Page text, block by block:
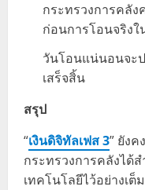
กระทรวงการคลัง
ก่อนการโอนจริงใ
วันโอนแน่นอนจะ
เสร็จสิ้น
สรุป
“เงินดิจิทัลเฟส 3” ยัง
กระทรวงการคลังได้
เทคโนโลยีไว้อย่างเต็